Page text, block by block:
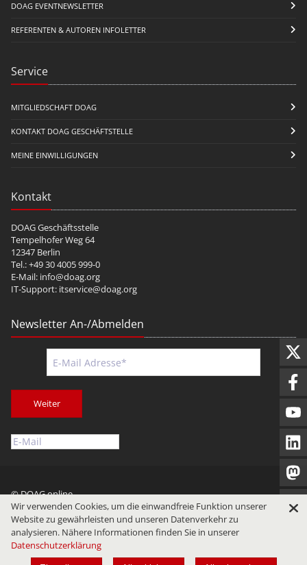
DOAG EVENTNEWSLETTER
REFERENTEN & AUTOREN INFOLETTER
Service
MITGLIEDSCHAFT DOAG
KONTAKT DOAG GESCHÄFTSTELLE
MEINE EINWILLIGUNGEN
Kontakt
DOAG Geschäftsstelle
Tempelhofer Weg 64
12347 Berlin
Tel.: +49 30 4005 999-0
E-Mail: info@doag.org
IT-Support: itservice@doag.org
Newsletter An-/Abmelden
Weiter
© DOAG online
Impressum
Datenschutz Nutzungsbedingungen
Wir verwenden Cookies, um die einwandfreie Funktion unserer
Website zu gewährleisten und unseren Datenverkehr zu
analysieren. Nähere Informationen finden Sie in unserer
Datenschutzerklärung